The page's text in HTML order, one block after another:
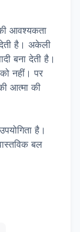
आवश्यकता
है। अकेली
बना देती है।
नहीं। पर
आत्मा की
है।
बल